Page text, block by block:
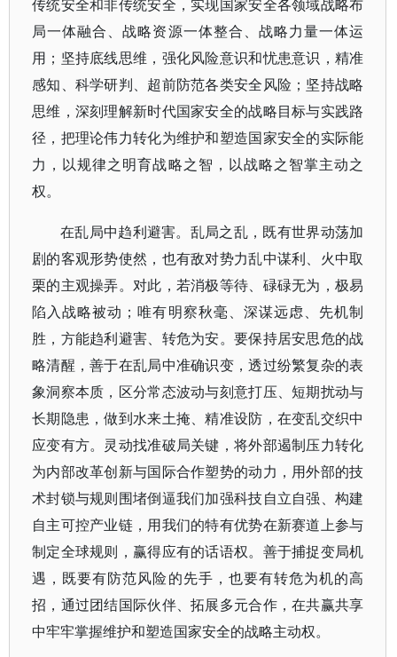
传统安全和非传统安全，实现国家安全各领域战略布
局一体融合、战略资源一体整合、战略力量一体运
用；坚持底线思维，强化风险意识和忧患意识，精准
感知、科学研判、超前防范各类安全风险；坚持战略
思维，深刻理解新时代国家安全的战略目标与实践路
径，把理论伟力转化为维护和塑造国家安全的实际能
力，以规律之明育战略之智，以战略之智掌主动之
权。
在乱局中趋利避害。乱局之乱，既有世界动荡加
剧的客观形势使然，也有敌对势力乱中谋利、火中取
栗的主观操弄。对此，若消极等待、碌碌无为，极易
陷入战略被动；唯有明察秋毫、深谋远虑、先机制
胜，方能趋利避害、转危为安。要保持居安思危的战
略清醒，善于在乱局中准确识变，透过纷繁复杂的表
象洞察本质，区分常态波动与刻意打压、短期扰动与
长期隐患，做到水来土掩、精准设防，在变乱交织中
应变有方。灵动找准破局关键，将外部遏制压力转化
为内部改革创新与国际合作塑势的动力，用外部的技
术封锁与规则围堵倒逼我们加强科技自立自强、构建
自主可控产业链，用我们的特有优势在新赛道上参与
制定全球规则，赢得应有的话语权。善于捕捉变局机
遇，既要有防范风险的先手，也要有转危为机的高
招，通过团结国际伙伴、拓展多元合作，在共赢共享
中牢牢掌握维护和塑造国家安全的战略主动权。